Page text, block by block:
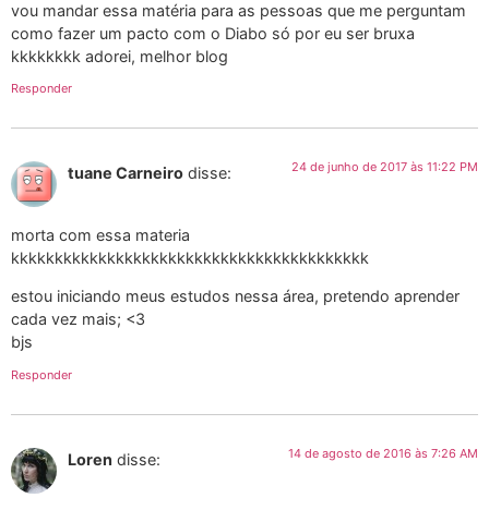
vou mandar essa matéria para as pessoas que me perguntam
como fazer um pacto com o Diabo só por eu ser bruxa
kkkkkkkk adorei, melhor blog
Responder
tuane Carneiro disse: 24 de junho de 2017 às 11:22 PM
morta com essa materia
kkkkkkkkkkkkkkkkkkkkkkkkkkkkkkkkkkkkkkkkk
estou iniciando meus estudos nessa área, pretendo aprender
cada vez mais; <3
bjs
Responder
Loren disse: 14 de agosto de 2016 às 7:26 AM